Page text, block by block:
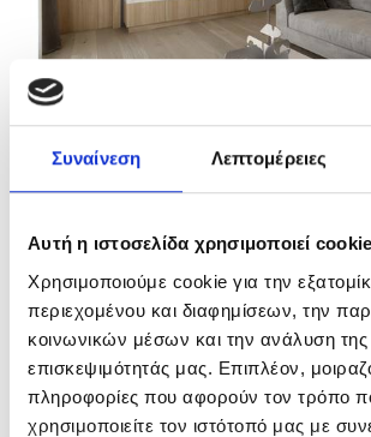
Συναίνεση Λεπτομέρειες
Αυτή η ιστοσελίδα χρησιμοποιεί
Χρησιμοποιούμε cookie για την
περιεχομένου και διαφημίσεων, την
κοινωνικών μέσων και την ανάλυση της
επισκεψιμότητάς μας. Επιπλέον,
πληροφορίες που αφορούν τον τρόπο
χρησιμοποιείτε τον ιστότοπό μας με